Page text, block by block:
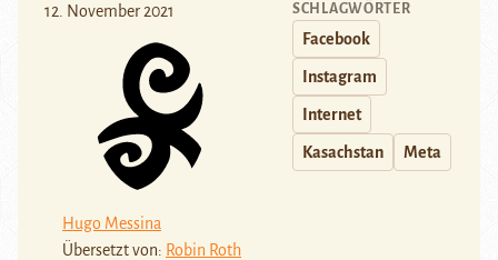
12. November 2021
Hugo Messina
Übersetzt von: Robin Roth
SCHLAGWÖRTER
Facebook
Instagram
Internet
Kasachstan Meta